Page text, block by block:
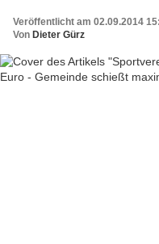
Veröffentlicht am 02.09.2014
Von Dieter Gürz